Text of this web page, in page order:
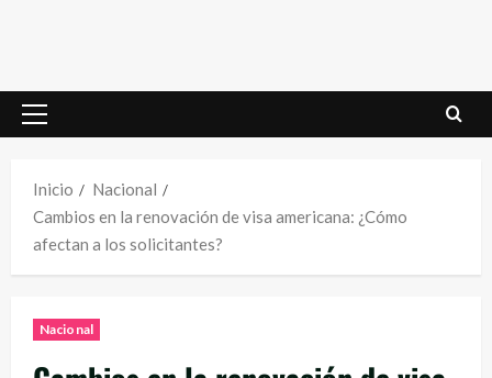
Menú
Inicio
Nacional
Cambios en la renovación de visa americana: ¿Cómo
afectan a los solicitantes?
Nacional